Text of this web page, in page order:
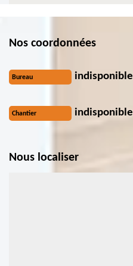
Nos coordonnées
Bureau indisponible
Chantier indisponible
Nous localiser